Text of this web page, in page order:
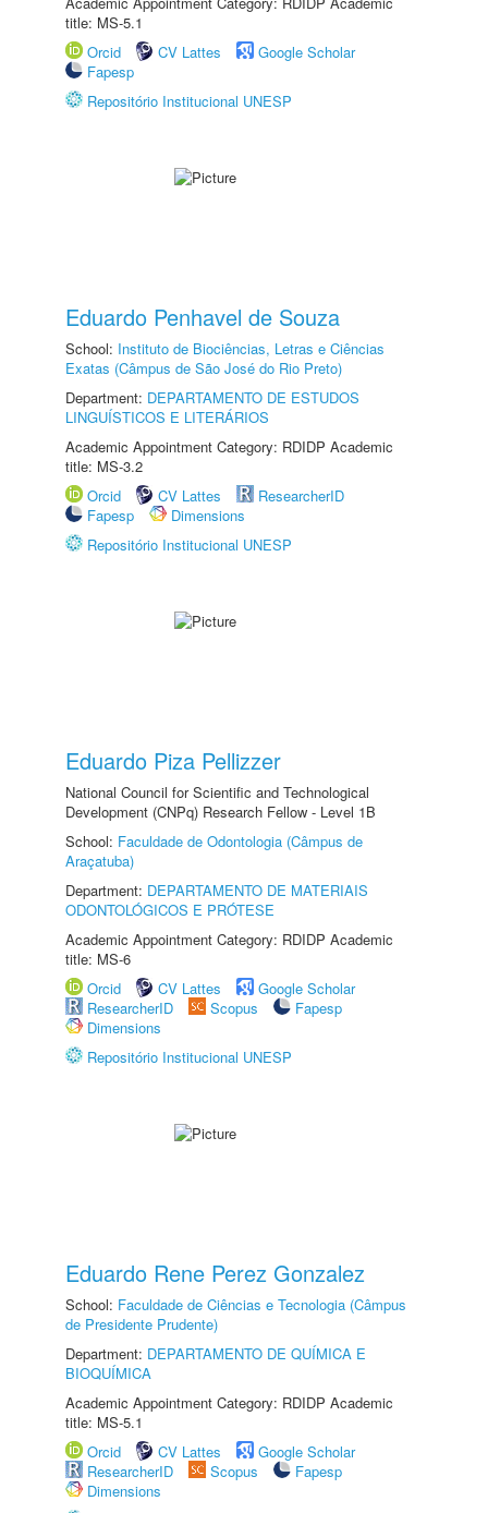
title: MS-5.1
Orcid
CV Lattes
Google Scholar
Fapesp
Repositório Institucional UNESP
Eduardo Penhavel de Souza
School: Instituto de Biociências, Letras e Ciências
Exatas (Câmpus de São José do Rio Preto)
Department: DEPARTAMENTO DE ESTUDOS
LINGUÍSTICOS E LITERÁRIOS
Academic Appointment Category: RDIDP Academic
title: MS-3.2
Orcid
CV Lattes
ResearcherID
Fapesp
Dimensions
Repositório Institucional UNESP
Eduardo Piza Pellizzer
National Council for Scientific and Technological
Development (CNPq) Research Fellow - Level 1B
School: Faculdade de Odontologia (Câmpus de
Araçatuba)
Department: DEPARTAMENTO DE MATERIAIS
ODONTOLÓGICOS E PRÓTESE
Academic Appointment Category: RDIDP Academic
title: MS-6
Orcid
CV Lattes
Google Scholar
ResearcherID
Scopus
Fapesp
Dimensions
Repositório Institucional UNESP
Eduardo Rene Perez Gonzalez
School: Faculdade de Ciências e Tecnologia (Câmpus
de Presidente Prudente)
Department: DEPARTAMENTO DE QUÍMICA E
BIOQUÍMICA
Academic Appointment Category: RDIDP Academic
title: MS-5.1
Orcid
CV Lattes
Google Scholar
ResearcherID
Scopus
Fapesp
Dimensions